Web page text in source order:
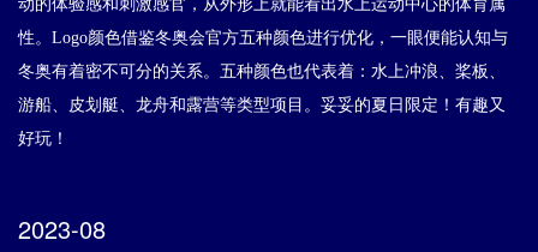
动的体验感和刺激感官，从外形上就能看出水上运动中心的体育属
性。Logo颜色借鉴冬奥会官方五种颜色进行优化，一眼便能认知与
冬奥有着密不可分的关系。五种颜色也代表着：水上冲浪、桨板、
游船、皮划艇、龙舟和露营等类型项目。妥妥的夏日限定！有趣又
好玩！
2023-08